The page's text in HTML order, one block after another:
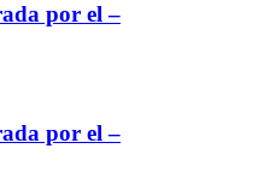
por el –
por el –